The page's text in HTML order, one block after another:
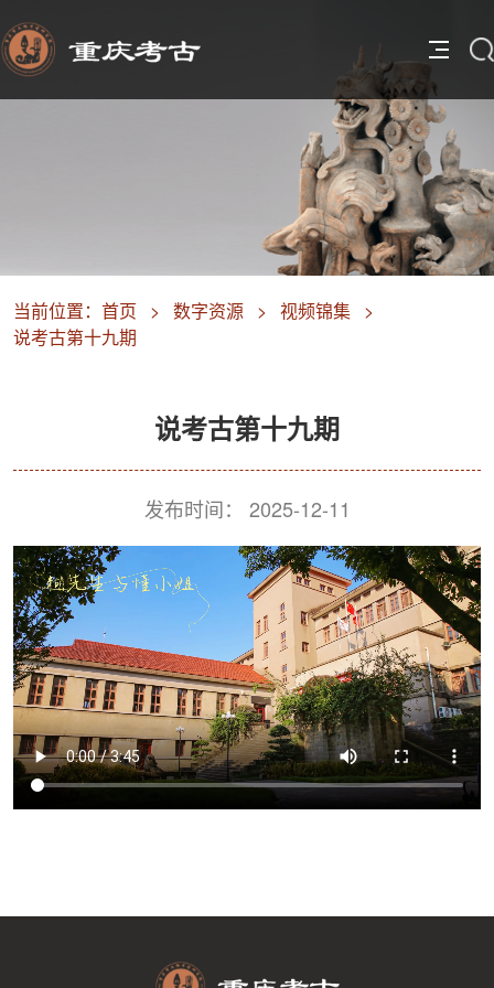
当前位置： 首页 > 数字资源 > 视频锦集 >
说考古第十九期
说考古第十九期
发布时间： 2025-12-11